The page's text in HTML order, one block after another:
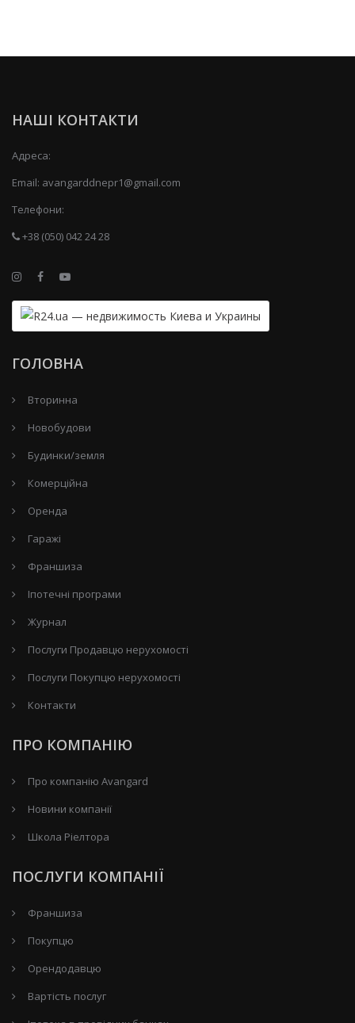
НАШІ КОНТАКТИ
Адреса:
Email: avangarddnepr1@gmail.com
Телефони:
+38 (050) 042 24 28
ГОЛОВНА
Вторинна
Новобудови
Будинки/земля
Комерційна
Оренда
Гаражі
Франшиза
Іпотечні програми
Журнал
Послуги Продавцю нерухомості
Послуги Покупцю нерухомості
Контакти
ПРО КОМПАНІЮ
Про компанію Avangard
Новини компанії
Школа Ріелтора
ПОСЛУГИ КОМПАНІЇ
Франшиза
Покупцю
Орендодавцю
Вартість послуг